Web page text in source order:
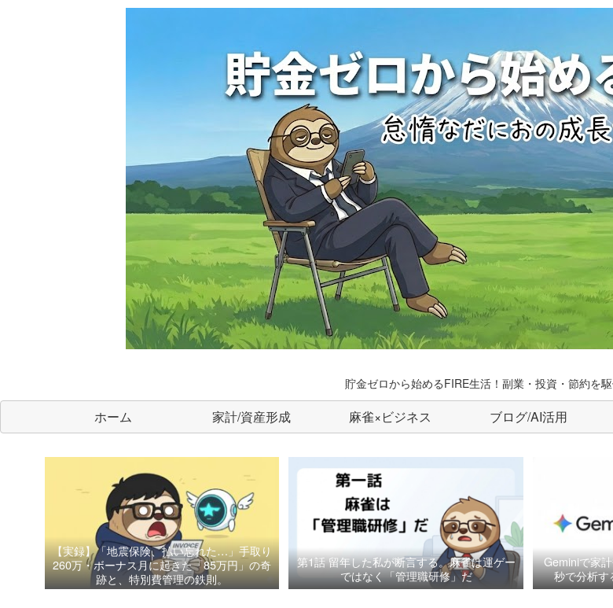
貯金ゼロから始めるFIRE生活！副業・投資・節約を
ホーム 家計/資産形成 麻雀×ビジネス ブログ/AI活用
【実録】「地震保険、払い忘れた…」手取り
260万・ボーナス月に起きた「85万円」の奇
跡と、特別費管理の鉄則。
第1話留年した私が断言する。麻雀は運ゲー
ではなく「管理職研修」だ
Geminiで家
秒で分析